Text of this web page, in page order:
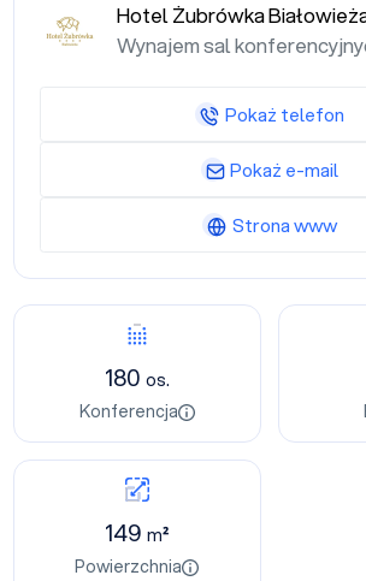
180 os.
Konferencja
149m²
Powierzchnia
Hotel Żubrówka
Wynajem sal
Pokaż telefon
Pokaż e-mail
Strona www